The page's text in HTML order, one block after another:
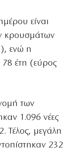
είναι
κρουσμάτων
ενώ η
78 έτη (εύρος
των
1.096 νέες
Τέλος, μεγάλη
232